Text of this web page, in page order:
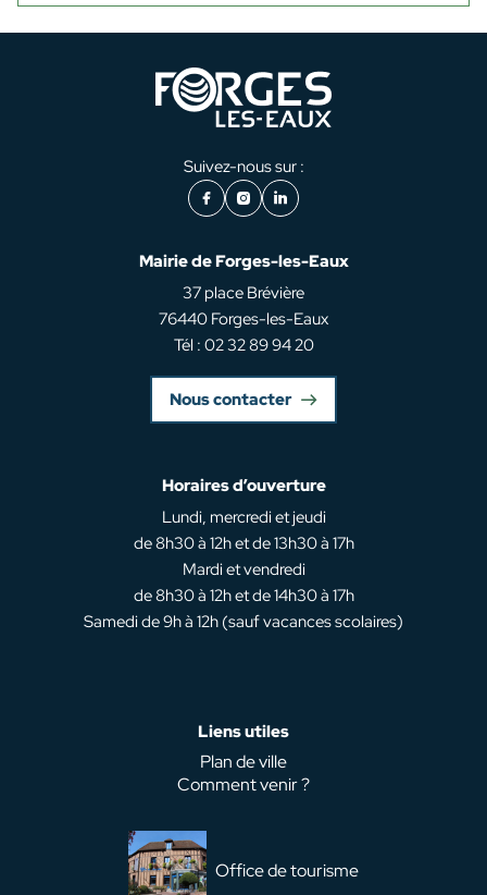
Suivez-nous sur :
FacebookInstagram
LinkedIn
Mairie de Forges-les-Eaux
37 place Brévière
76440 Forges-les-Eaux
Tél : 02 32 89 94 20
Nous contacter
Horaires d’ouverture
Lundi, mercredi et jeudi
de 8h30 à 12h et de 13h30 à 17h
Mardi et vendredi
de 8h30 à 12h et de 14h30 à 17h
Samedi de 9h à 12h (sauf vacances scolaires)
Liens utiles
Plan de ville
Comment venir ?
Office de tourisme